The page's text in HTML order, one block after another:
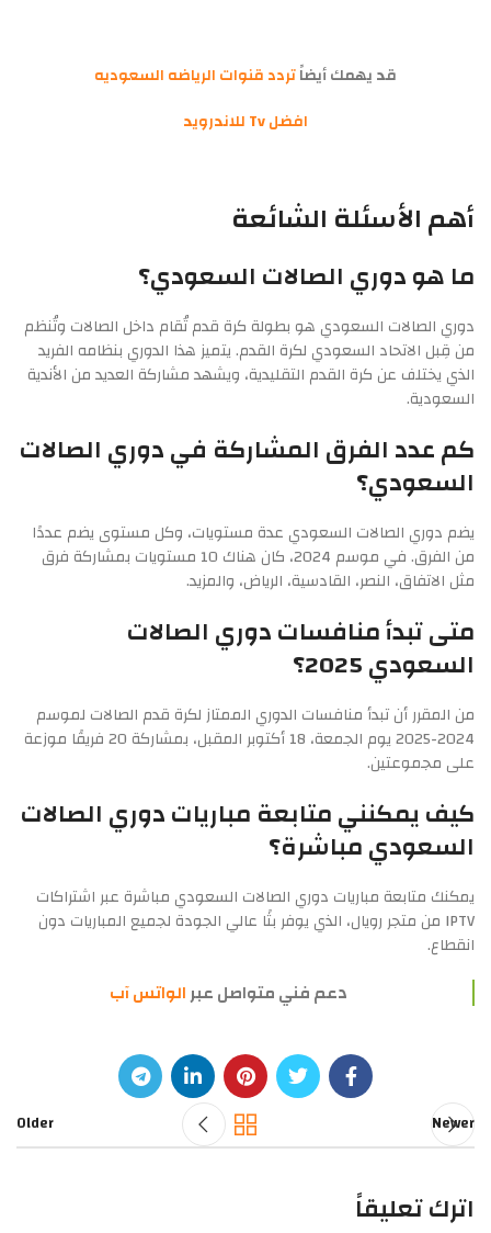
قد يهمك أيضاًتردد قنوات الرياضه السعوديه
افضل Tv للاندرويد
أهم الأسئلة الشائعة
ما هو دوري الصالات السعودي؟
دوري الصالات السعودي هو بطولة كرة قدم تُقام داخل الصالات وتُنظم
من قِبل الاتحاد السعودي لكرة القدم. يتميز هذا الدوري بنظامه الفريد
الذي يختلف عن كرة القدم التقليدية، ويشهد مشاركة العديد من الأندية
السعودية.
كم عدد الفرق المشاركة في دوري الصالات
السعودي؟
يضم دوري الصالات السعودي عدة مستويات، وكل مستوى يضم عددًا
من الفرق. في موسم 2024، كان هناك 10 مستويات بمشاركة فرق
مثل الاتفاق، النصر، القادسية، الرياض، والمزيد.
متى تبدأ منافسات دوري الصالات
السعودي 2025؟
من المقرر أن تبدأ منافسات الدوري الممتاز لكرة قدم الصالات لموسم
2024-2025 يوم الجمعة، 18 أكتوبر المقبل، بمشاركة 20 فريقًا موزعة
على مجموعتين.
كيف يمكنني متابعة مباريات دوري الصالات
السعودي مباشرة؟
يمكنك متابعة مباريات دوري الصالات السعودي مباشرة عبر اشتراكات
IPTV من متجر رويال، الذي يوفر بثًا عالي الجودة لجميع المباريات دون
انقطاع.
دعم فني متواصل عبرالواتس آب
Newer
Older
اترك تعليقاً